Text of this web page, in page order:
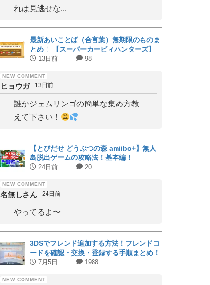
れは見逃せな...
最新あいことば（合言葉）無期限のものま
とめ！ 【スーパーカービィハンターズ】
13日前 98
ヒョウガ 13日前
誰かジェムリンゴの簡単な集め方教
えて下さい！
【とびだせ どうぶつの森 amiibo+】無人
島脱出ゲームの攻略法！基本編！
24日前 20
名無しさん 24日前
やってるよ〜
3DSでフレンド追加する方法！フレンドコ
ードを確認・交換・登録する手順まとめ！
7月5日 1988